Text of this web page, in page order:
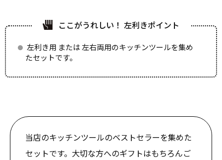
ここがうれしい！ 左利きポイント
左利き用 または 左右両用のキッチンツールを集め
たセットです。
当店のキッチンツールのベストセラーを集めた
セットです。大切な方へのギフトはもちろんご